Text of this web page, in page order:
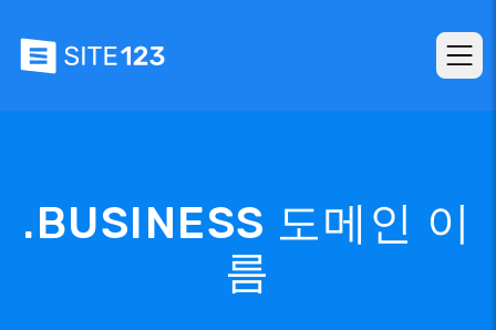
.BUSINESS 도메인 이
름